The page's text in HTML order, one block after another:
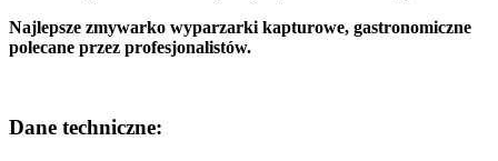
Najlepsze zmywarko wyparzarki kapturowe, gastronomiczne
polecane przez profesjonalistów.
Dane techniczne: